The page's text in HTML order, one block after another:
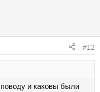
#12
и каковы были